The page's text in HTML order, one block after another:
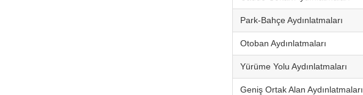
Park-Bahçe Aydınlatmaları
Otoban Aydınlatmaları
Yürüme Yolu Aydınlatmaları
Geniş Ortak Alan Aydınlatmaları